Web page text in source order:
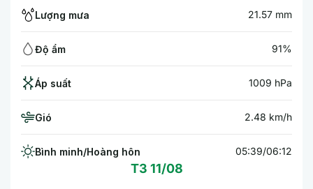
Lượng mưa 21.57 mm
Độ ẩm 91%
Áp suất 1009 hPa
Gió 2.48 km/h
Bình minh/Hoàng hôn 05:39/06:12
T3 11/08